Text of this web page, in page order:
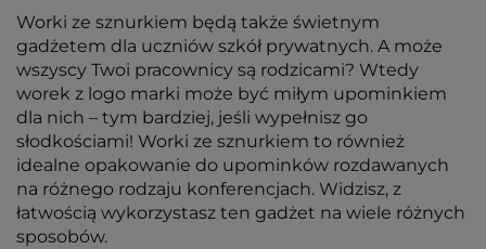
Worki ze sznurkiem będą także świetnym
gadżetem dla uczniów szkół prywatnych. A może
wszyscy Twoi pracownicy są rodzicami? Wtedy
worek z logo marki może być miłym upominkiem
dla nich – tym bardziej, jeśli wypełnisz go
słodkościami! Worki ze sznurkiem to również
idealne opakowanie do upominków rozdawanych
na różnego rodzaju konferencjach. Widzisz, z
łatwością wykorzystasz ten gadżet na wiele różnych
sposobów.